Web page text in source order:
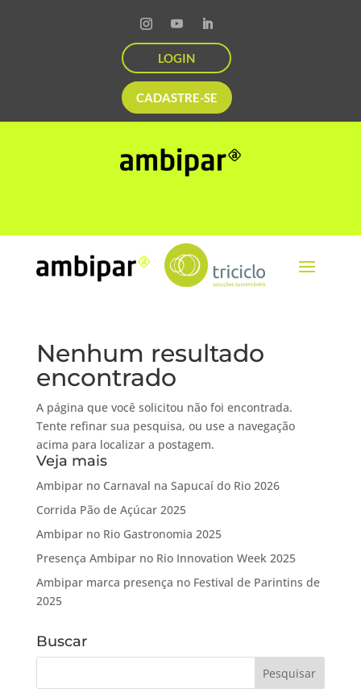
LOGIN
CADASTRE-SE
Nenhum resultado
encontrado
A página que você solicitou não foi encontrada.
Tente refinar sua pesquisa, ou use a navegação
acima para localizar a postagem.
Veja mais
Ambipar no Carnaval na Sapucaí do Rio 2026
Corrida Pão de Açúcar 2025
Ambipar no Rio Gastronomia 2025
Presença Ambipar no Rio Innovation Week 2025
Ambipar marca presença no Festival de Parintins de
2025
Buscar